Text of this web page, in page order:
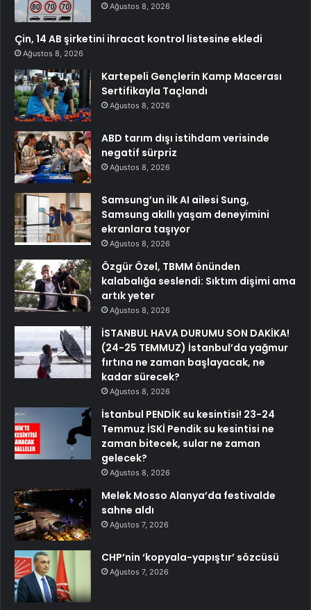
Ağustos 8, 2026
Çin, 14 AB şirketini ihracat kontrol listesine ekledi
Ağustos 8, 2026
Kartepeli Gençlerin Kamp Macerası
Sertifikayla Taçlandı
Ağustos 8, 2026
ABD tarım dışı istihdam verisinde
negatif sürpriz
Ağustos 8, 2026
Samsung’un ilk AI ailesi Sung,
Samsung akıllı yaşam deneyimini
ekranlara taşıyor
Ağustos 8, 2026
Özgür Özel, TBMM önünden
kalabalığa seslendi: Sıktım dişimi ama
artık yeter
Ağustos 8, 2026
İSTANBUL HAVA DURUMU SON DAKİKA!
(24-25 TEMMUZ) İstanbul’da yağmur
fırtına ne zaman başlayacak, ne
kadar sürecek?
Ağustos 8, 2026
İstanbul PENDİK su kesintisi! 23-24
Temmuz İSKİ Pendik su kesintisi ne
zaman bitecek, sular ne zaman
gelecek?
Ağustos 8, 2026
Melek Mosso Alanya’da festivalde
sahne aldı
Ağustos 7, 2026
CHP’nin ‘kopyala-yapıştır’ sözcüsü
Ağustos 7, 2026